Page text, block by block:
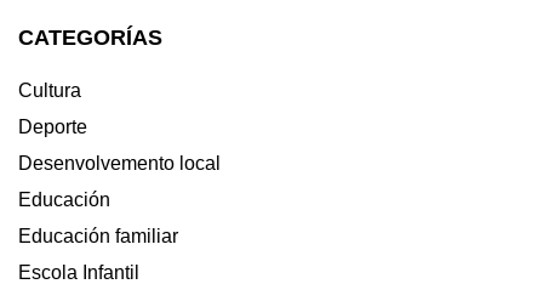
CATEGORÍAS
Cultura
Deporte
Desenvolvemento local
Educación
Educación familiar
Escola Infantil